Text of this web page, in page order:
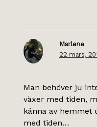
Marlene
22 mars,
Man behöver ju
växer med tiden,
känna av hemmet
med tiden…